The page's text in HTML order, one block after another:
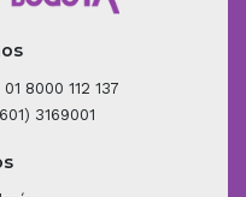
8000 112 137
3169001